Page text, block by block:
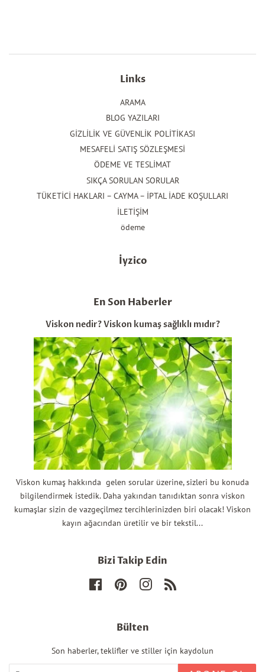
Links
ARAMA
BLOG YAZILARI
GİZLİLİK VE GÜVENLİK POLİTİKASI
MESAFELİ SATIŞ SÖZLEŞMESİ
ÖDEME VE TESLİMAT
SIKÇA SORULAN SORULAR
TÜKETİCİ HAKLARI – CAYMA – İPTAL İADE KOŞULLARI
İLETİŞİM
ödeme
İyzico
En Son Haberler
Viskon nedir? Viskon kumaş sağlıklı mıdır?
Viskon kumaş hakkında gelen sorular üzerine, sizleri bu konuda
bilgilendirmek istedik. Daha yakından tanıdıktan sonra viskon
kumaşlar sizin de vazgeçilmez tercihlerinizden biri olacak! Viskon
kayın ağacından üretilir ve bir tekstil...
Bizi Takip Edin
FacebookPinterestInstagram
Bülten
Son haberler, teklifler ve stiller için kaydolun